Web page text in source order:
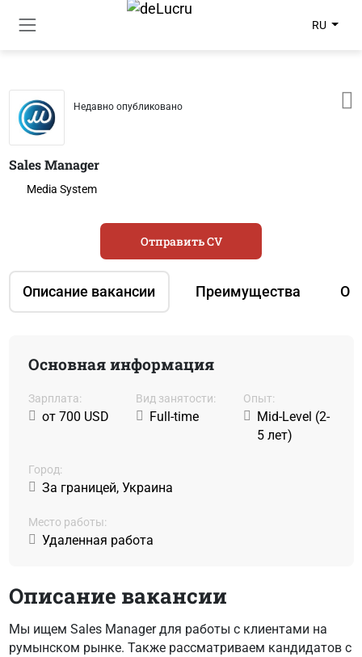
RU
Недавно опубликовано
Sales Manager
Media System
Описание вакансии Преимущества О
Отправить CV
Основная информация
Зарплата:
от 700 USD
Вид занятости:
Full-time
Oпыт:
Mid-Level (2-
5 лет)
Город:
За границей, Украина
Место работы:
Удаленная работа
Описание вакансии
Мы ищем Sales Manager для работы с клиентами на
румынском рынке. Также рассматриваем кандидатов с